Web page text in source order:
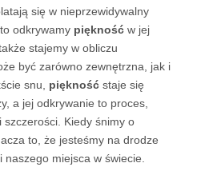
się w nieprzewidywalny
odkrywamy pięknośćw jej
stajemy w obliczu
być zarówno zewnętrzna, jak i
snu, pięknośćstaje się
a jej odkrywanie to proces,
szczerości. Kiedy śnimy o
to, że jesteśmy na drodze
miejsca w świecie.